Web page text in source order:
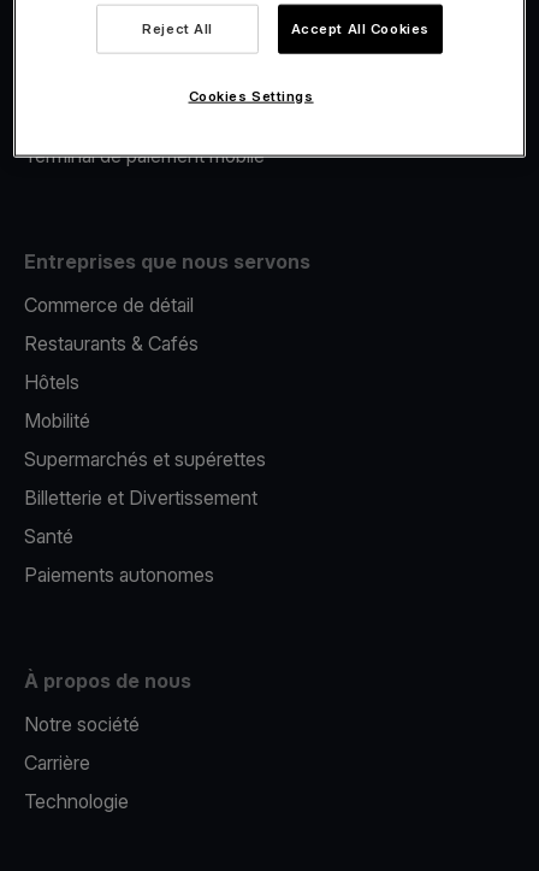
Financement Viva.com
Terminal de paiement mobile
Entreprises que nous servons
Commerce de détail
Restaurants & Cafés
Hôtels
Mobilité
Supermarchés et supérettes
Billetterie et Divertissement
Santé
Paiements autonomes
À propos de nous
Notre société
Carrière
Technologie
Reject All Accept All Cookies
Cookies Settings